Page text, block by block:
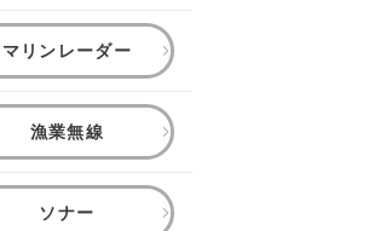
マリンレーダー
漁業無線
ソナー